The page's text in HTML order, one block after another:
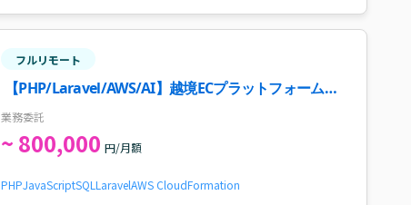
フルリモート
【PHP/Laravel/AWS/AI】越境ECプラットフォーム開
発｜ソフトウェアエンジニア案件・求人
業務委託
~ 800,000 円/月額
PHPJavaScriptSQL LaravelAWS CloudFormation